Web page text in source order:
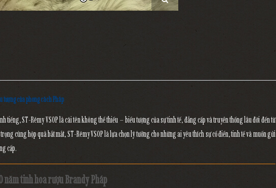
tượng của phong cách Pháp
tiếng,ST-Rémy VSOPlà cái tên không thể thiếu – biểu tượng của sự tinh tế, đẳng cấp và truyền thống lâu đời đến từ
cùng hộp quà bắt mắt,ST-Rémy VSOPlà lựa chọn lý tưởng cho những ai yêu thích sự cổ điển, tinh tế và muốn gửi
cấp.
năm tinh hoa rượu Brandy Pháp